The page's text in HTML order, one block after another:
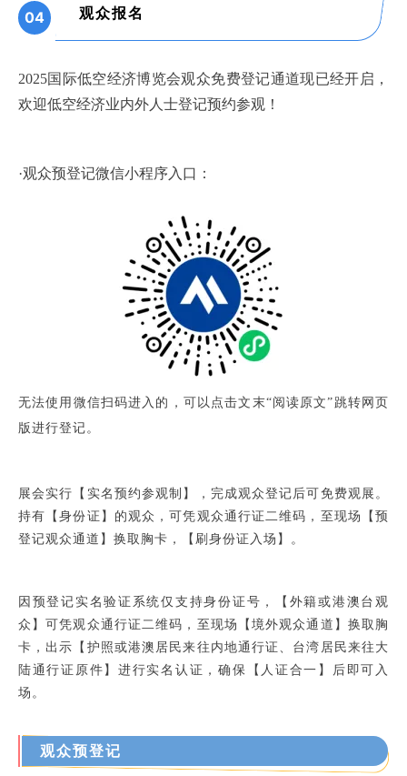
04 观众报名
2025国际低空经济博览会观众免费登记通道现已经开启，
欢迎低空经济业内外人士登记预约参观！
·观众预登记微信小程序入口：
无法使用微信扫码进入的，可以点击文末“阅读原文”跳转网页
版进行登记。
展会实行 【实名预约参观制】，完成观众登记后可免费观展。
持有【身份证】的观众，可凭观众通行证二维码，至现场【预
登记观众通道】换取胸卡，【刷身份证入场】
。
因预登记实名验证系统仅 支持身份证号，
【外籍或港澳台观
众】可凭观众通行证二维码，至现场【境外观众通道】换取胸
卡，出示【护照或港澳居民来往内地通行证、台湾居民来往大
陆通行证原件】进行实名认证，确保【人证合一】后即可入
场。
观众预登记